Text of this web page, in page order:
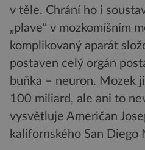
v těle. Chrání ho i
„plave“ v mozkomíšním
komplikovaný aparát
postaven celý orgán
buňka – neuron. Mozek
100 miliard, ale ani to
vysvětluje Američan
kalifornského San